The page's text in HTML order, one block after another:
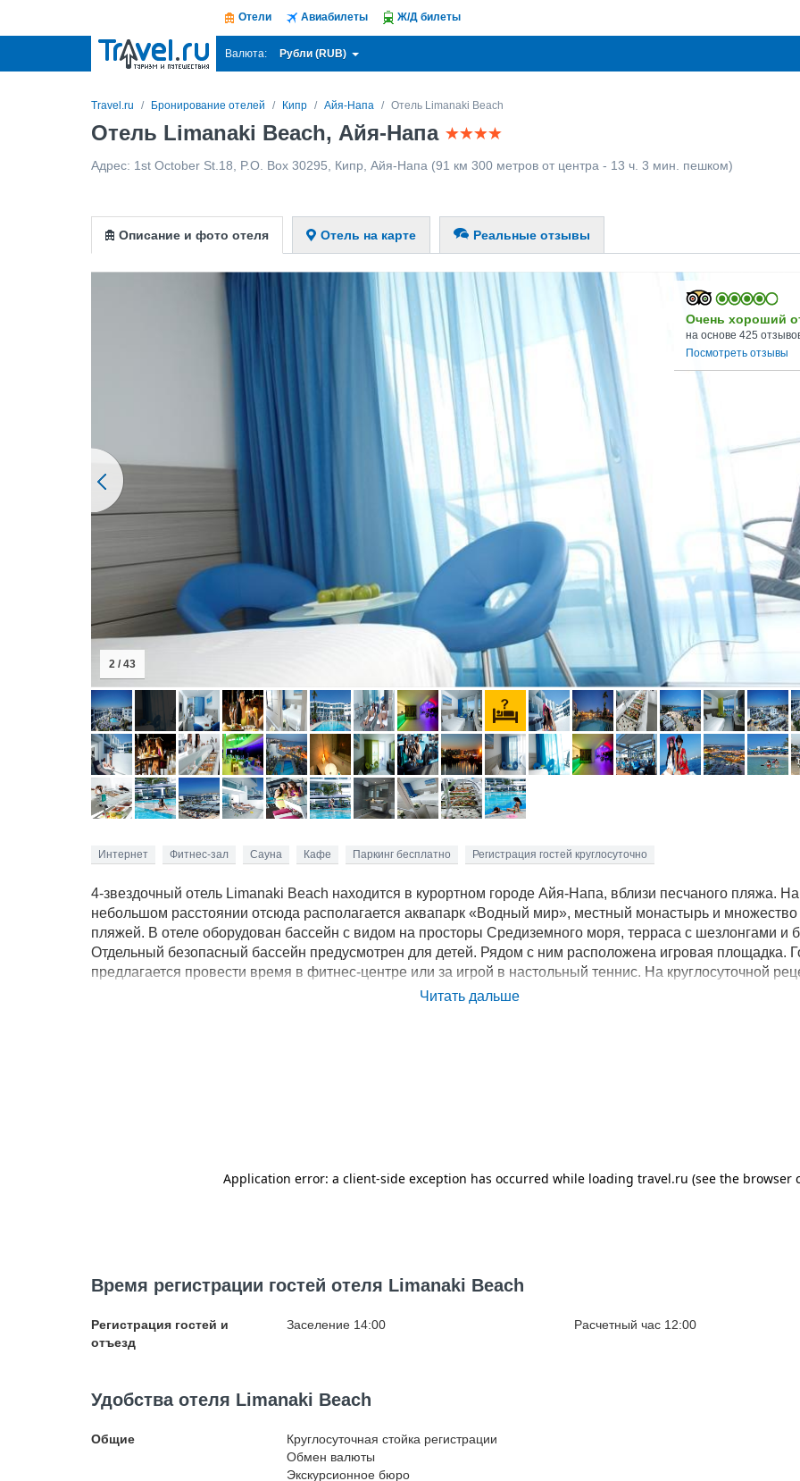
Отели Авиабилеты Ж/Д билеты
Валюта: Рубли (RUB)
Travel.ru Бронирование отелей Кипр Айя-Напа Отель Limanaki Beach
Отель Limanaki Beach, Айя-Напа
Адрес: 1st October St.18, P.O. Box 30295 Кипр Айя-Напа (91 км 300 метров от центра - 13 ч. 3 мин. пешком)
Описание и фото отеля Отель на карте Реальные отзывы
Очень хороший
на основе 425
Посмотреть отзывы
3 / 43
Интернет Фитнес-зал Сауна Кафе Паркинг бесплатно Регистрация гостей круглосуточно
4-звездочный отель Limanaki Beach находится в курортном городе Айя-Напа, вблизи песчаного пляжа. На
небольшом расстоянии отсюда располагается аквапарк «Водный мир», местный монастырь и множество
пляжей. В отеле оборудован бассейн с видом на просторы Средиземного моря, терраса с шезлонгами и
Отдельный безопасный бассейн предусмотрен для детей. Рядом с ним расположена игровая площадка.
предлагается провести время в фитнес-центре или за игрой в настольный теннис. На круглосуточной
можно воспользоваться камерой хранения, взять напрокат авто или велосипед. Беспроводной интернет
Читать дальше
Время регистрации гостей отеля Limanaki Beach
Регистрация гостей и
отъезд
Заселение 14:00 Расчетный час 12:00
Удобства отеля Limanaki Beach
Общие
Круглосуточная стойка регистрации
Обмен валюты
Экскурсионное бюро